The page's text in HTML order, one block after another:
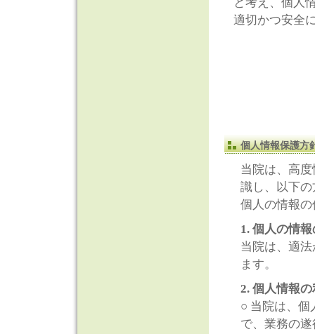
適切かつ安全
個人情報保護方
当院は、高
識し、以下
個人の情報
1. 個人の情
当院は、適
ます。
2. 個人情報
○ 当院は、個
で、業務の